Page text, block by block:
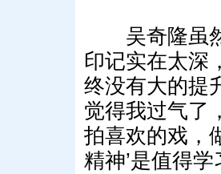
吴奇隆虽然
印记实在太深
终没有大的提
觉得我过气
拍喜欢的戏，
精神’是值得学